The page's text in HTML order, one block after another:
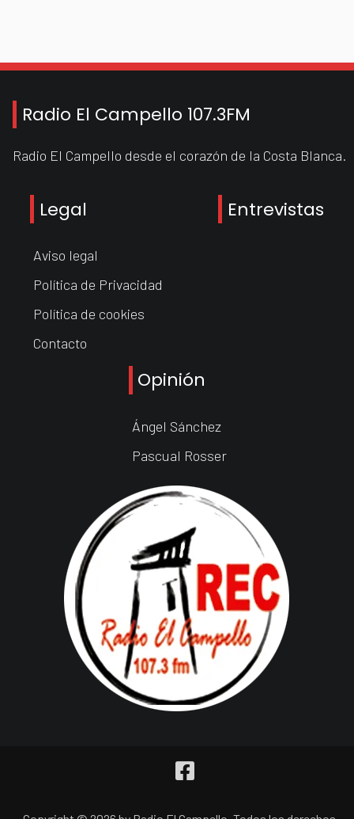
Radio El Campello 107.3FM
Radio El Campello desde el corazón de la Costa Blanca.
Legal
Aviso legal
Política de Privacidad
Política de cookies
Contacto
Entrevistas
Opinión
Ángel Sánchez
Pascual Rosser